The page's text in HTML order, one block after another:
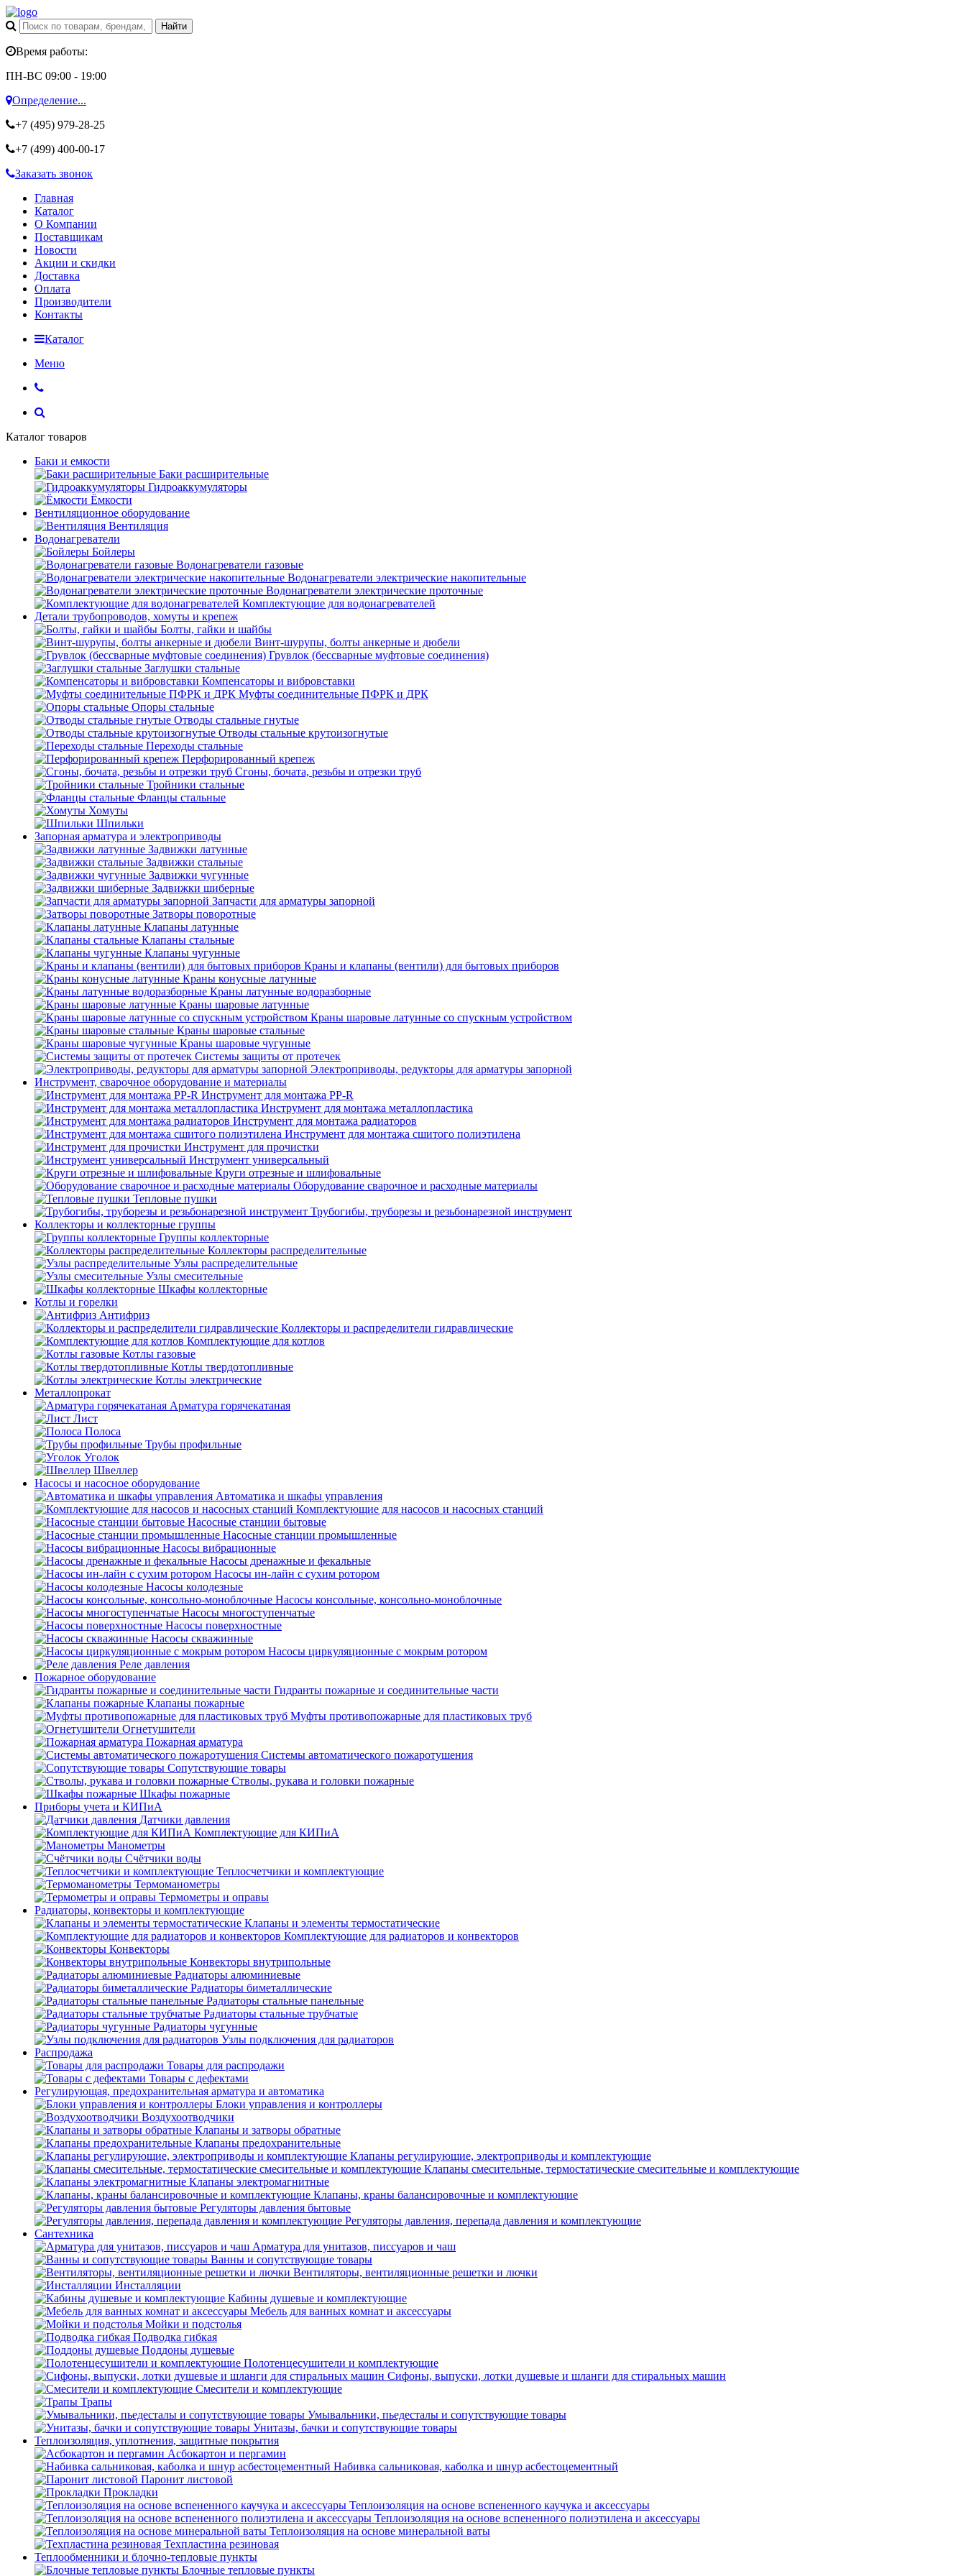
Время работы:
ПН-ВС 09:00 - 19:00
Определение...
+7 (495) 979-28-25
+7 (499) 400-00-17
Заказать звонок
Главная
Каталог
О Компании
Поставщикам
Новости
Акции и скидки
Доставка
Оплата
Производители
Контакты
Каталог
Меню
Каталог товаров
Баки и емкости
Баки расширительные
Гидроаккумуляторы
Ёмкости
Вентиляционное оборудование
Вентиляция
Водонагреватели
Бойлеры
Водонагреватели газовые
Водонагреватели электрические накопительные
Водонагреватели электрические проточные
Комплектующие для водонагревателей
Детали трубопроводов, хомуты и крепеж
Болты, гайки и шайбы
Винт-шурупы, болты анкерные и дюбели
Грувлок (бессварные муфтовые соединения)
Заглушки стальные
Компенсаторы и вибровставки
Муфты соединительные ПФРК и ДРК
Опоры стальные
Отводы стальные гнутые
Отводы стальные крутоизогнутые
Переходы стальные
Перфорированный крепеж
Сгоны, бочата, резьбы и отрезки труб
Тройники стальные
Фланцы стальные
Хомуты
Шпильки
Запорная арматура и электроприводы
Задвижки латунные
Задвижки стальные
Задвижки чугунные
Задвижки шиберные
Запчасти для арматуры запорной
Затворы поворотные
Клапаны латунные
Клапаны стальные
Клапаны чугунные
Краны и клапаны (вентили) для бытовых приборов
Краны конусные латунные
Краны латунные водоразборные
Краны шаровые латунные
Краны шаровые латунные со спускным устройством
Краны шаровые стальные
Краны шаровые чугунные
Системы защиты от протечек
Электроприводы, редукторы для арматуры запорной
Инструмент, сварочное оборудование и материалы
Инструмент для монтажа PP-R
Инструмент для монтажа металлопластика
Инструмент для монтажа радиаторов
Инструмент для монтажа сшитого полиэтилена
Инструмент для прочистки
Инструмент универсальный
Круги отрезные и шлифовальные
Оборудование сварочное и расходные материалы
Тепловые пушки
Трубогибы, труборезы и резьбонарезной инструмент
Коллекторы и коллекторные группы
Группы коллекторные
Коллекторы распределительные
Узлы распределительные
Узлы смесительные
Шкафы коллекторные
Котлы и горелки
Антифриз
Коллекторы и распределители гидравлические
Комплектующие для котлов
Котлы газовые
Котлы твердотопливные
Котлы электрические
Металлопрокат
Арматура горячекатаная
Лист
Полоса
Трубы профильные
Уголок
Швеллер
Насосы и насосное оборудование
Автоматика и шкафы управления
Комплектующие для насосов и насосных станций
Насосные станции бытовые
Насосные станции промышленные
Насосы вибрационные
Насосы дренажные и фекальные
Насосы ин-лайн с сухим ротором
Насосы колодезные
Насосы консольные, консольно-моноблочные
Насосы многоступенчатые
Насосы поверхностные
Насосы скважинные
Насосы циркуляционные с мокрым ротором
Реле давления
Пожарное оборудование
Гидранты пожарные и соединительные части
Клапаны пожарные
Муфты противопожарные для пластиковых труб
Огнетушители
Пожарная арматура
Системы автоматического пожаротушения
Сопутствующие товары
Стволы, рукава и головки пожарные
Шкафы пожарные
Приборы учета и КИПиА
Датчики давления
Комплектующие для КИПиА
Манометры
Счётчики воды
Теплосчетчики и комплектующие
Термоманометры
Термометры и оправы
Радиаторы, конвекторы и комплектующие
Клапаны и элементы термостатические
Комплектующие для радиаторов и конвекторов
Конвекторы
Конвекторы внутрипольные
Радиаторы алюминиевые
Радиаторы биметаллические
Радиаторы стальные панельные
Радиаторы стальные трубчатые
Радиаторы чугунные
Узлы подключения для радиаторов
Распродажа
Товары для распродажи
Товары с дефектами
Регулирующая, предохранительная арматура и автоматика
Блоки управления и контроллеры
Воздухоотводчики
Клапаны и затворы обратные
Клапаны предохранительные
Клапаны регулирующие, электроприводы и комплектующие
Клапаны смесительные, термостатические смесительные и комплектующие
Клапаны электромагнитные
Клапаны, краны балансировочные и комплектующие
Регуляторы давления бытовые
Регуляторы давления, перепада давления и комплектующие
Сантехника
Арматура для унитазов, писсуаров и чаш
Ванны и сопутствующие товары
Вентиляторы, вентиляционные решетки и лючки
Инсталляции
Кабины душевые и комплектующие
Мебель для ванных комнат и аксессуары
Мойки и подстолья
Подводка гибкая
Поддоны душевые
Полотенцесушители и комплектующие
Сифоны, выпуски, лотки душевые и шланги для стиральных машин
Смесители и комплектующие
Трапы
Умывальники, пьедесталы и сопутствующие товары
Унитазы, бачки и сопутствующие товары
Теплоизоляция, уплотнения, защитные покрытия
Асбокартон и пергамин
Набивка сальниковая, каболка и шнур асбестоцементный
Паронит листовой
Прокладки
Теплоизоляция на основе вспененного каучука и аксессуары
Теплоизоляция на основе вспененного полиэтилена и аксессуары
Теплоизоляция на основе минеральной ваты
Техпластина резиновая
Теплообменники и блочно-тепловые пункты
Блочные тепловые пункты